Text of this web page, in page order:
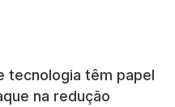
tecnologia têm papel
na redução